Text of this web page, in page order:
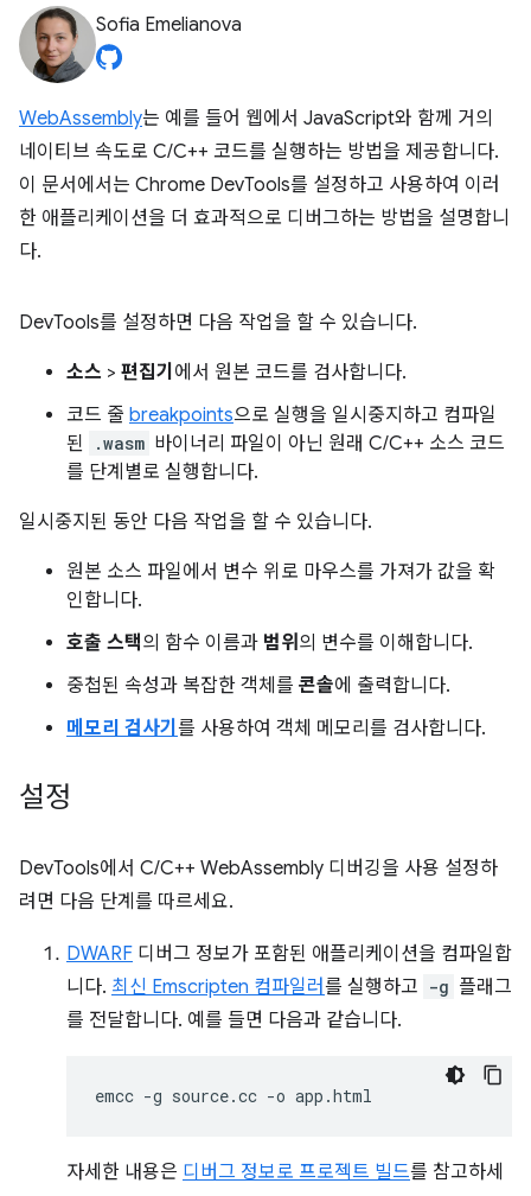
Sofia Emelianova
WebAssembly는 예를 들어 웹에서 JavaScript와 함께 거의
네이티브 속도로 C/C++ 코드를 실행하는 방법을 제공합니다.
이 문서에서는 Chrome DevTools를 설정하고 사용하여 이러
한 애플리케이션을 더 효과적으로 디버그하는 방법을 설명합니
다.
DevTools를 설정하면 다음 작업을 할 수 있습니다.
소스 > 편집기 에서 원본 코드를 검사합니다.
코드 줄 breakpoints으로 실행을 일시중지하고 컴파일
된
.wasm 바이너리 파일이 아닌 원래 C/C++ 소스 코드
를 단계별로 실행합니다.
일시중지된 동안 다음 작업을 할 수 있습니다.
원본 소스 파일에서 변수 위로 마우스를 가져가 값을 확
인합니다.
호출 스택의 함수 이름과 범위 의 변수를 이해합니다.
중첩된 속성과 복잡한 객체를 콘솔에 출력합니다.
메모리 검사기 를 사용하여 객체 메모리를 검사합니다.
설정
DevTools에서 C/C++ WebAssembly 디버깅을 사용 설정하
려면 다음 단계를 따르세요.
DWARF 디버그 정보가 포함된 애플리케이션을 컴파일합
니다. 최신 Emscripten 컴파일러 를 실행하고 -g 플래그
를 전달합니다. 예를 들면 다음과 같습니다.
emcc -g source.cc -o
자세한 내용은 디버그 정보로 프로젝트 빌드를 참고하세